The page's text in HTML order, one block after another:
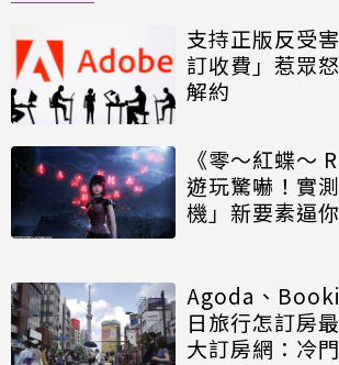
支持正版反受
訂收費」惹眾
解約
《零～紅蝶～
遊玩驚嚇！實
機」新要素逼
Agoda、
日旅行怎訂房
大訂房網：冷